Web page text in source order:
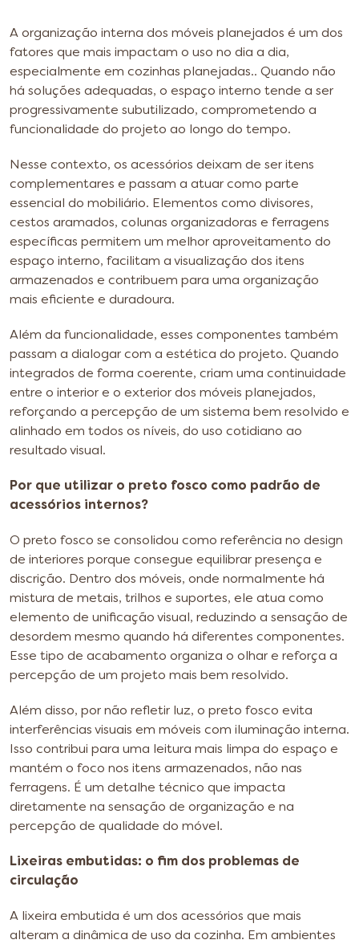
A organização interna dos móveis planejados é um dos
fatores que mais impactam o uso no dia a dia,
especialmente em cozinhas planejadas.. Quando não
há soluções adequadas, o espaço interno tende a ser
progressivamente subutilizado, comprometendo a
funcionalidade do projeto ao longo do tempo.
Nesse contexto, os acessórios deixam de ser itens
complementares e passam a atuar como parte
essencial do mobiliário. Elementos como divisores,
cestos aramados, colunas organizadoras e ferragens
específicas permitem um melhor aproveitamento do
espaço interno, facilitam a visualização dos itens
armazenados e contribuem para uma organização
mais eficiente e duradoura.
Além da funcionalidade, esses componentes também
passam a dialogar com a estética do projeto. Quando
integrados de forma coerente, criam uma continuidade
entre o interior e o exterior dos móveis planejados,
reforçando a percepção de um sistema bem resolvido e
alinhado em todos os níveis, do uso cotidiano ao
resultado visual.
Por que utilizar o preto fosco como padrão de
acessórios internos?
O preto fosco se consolidou como referência no design
de interiores porque consegue equilibrar presença e
discrição. Dentro dos móveis, onde normalmente há
mistura de metais, trilhos e suportes, ele atua como
elemento de unificação visual, reduzindo a sensação de
desordem mesmo quando há diferentes componentes.
Esse tipo de acabamento organiza o olhar e reforça a
percepção de um projeto mais bem resolvido.
Além disso, por não refletir luz, o preto fosco evita
interferências visuais em móveis com iluminação interna.
Isso contribui para uma leitura mais limpa do espaço e
mantém o foco nos itens armazenados, não nas
ferragens. É um detalhe técnico que impacta
diretamente na sensação de organização e na
percepção de qualidade do móvel.
Lixeiras embutidas: o fim dos problemas de
circulação
A lixeira embutida é um dos acessórios que mais
alteram a dinâmica de uso da cozinha. Em ambientes